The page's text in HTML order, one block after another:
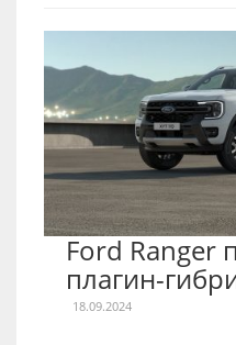
Ford Ranger
плагин-
18.09.2024